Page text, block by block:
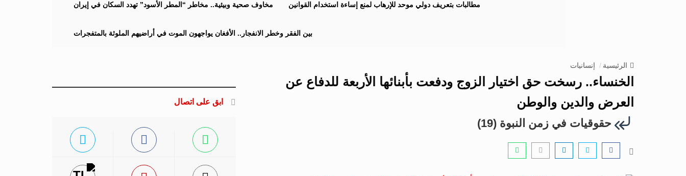
مخاوف صحية وبيئية.. مخاطر “المطر الأسود” تهدد السكان في إيران مطالبات بتعريف دولي موحد للإرهاب لمنع إساءة استخدام القوانين
بين الفقر وخطر الانفجار.. الأفغان يواجهون الموت في أراضيهم الملوثة بالمتفجرات
الرئيسية إنسانيات
الخنساء.. رسخت حق اختيار الزوج ودفعت بأبنائها الأربعة للدفاع عن
العرض والدين والوطن
حقوقيات في زمن النبوة (19)
ابق على اتصال